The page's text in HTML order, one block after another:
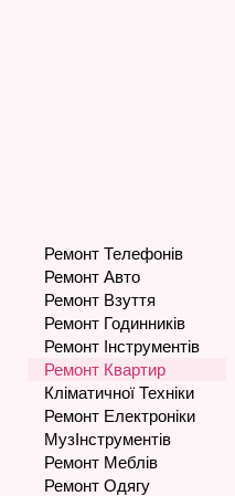
Ремонт Телефонів
Ремонт Авто
Ремонт Взуття
Ремонт Годинників
Ремонт Інструментів
Ремонт Квартир
Кліматичної Техніки
Ремонт Електроніки
МузІнструментів
Ремонт Меблів
Ремонт Одягу